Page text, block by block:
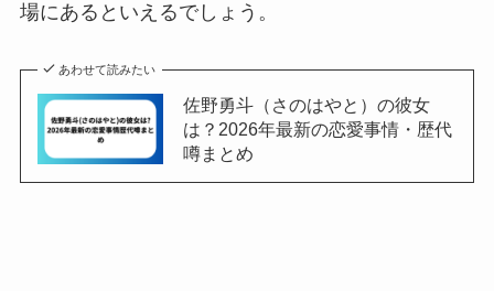
場にあるといえるでしょう。
あわせて読みたい
佐野勇斗（さのはやと）の彼女
は？2026年最新の恋愛事情・歴代
噂まとめ